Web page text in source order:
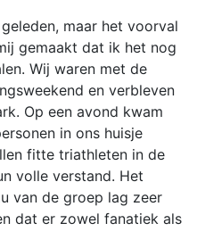
maar het voorval
gemaakt dat ik het nog
Wij waren met de
en verbleven
Op een avond kwam
in ons huisje
fitte triathleten in de
volle verstand. Het
van de groep lag zeer
dat er zowel fanatiek als